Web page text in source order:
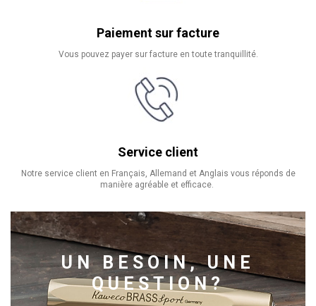
Paiement sur facture
Vous pouvez payer sur facture en toute tranquillité.
Service client
Notre service client en Français, Allemand et Anglais vous réponds de
manière agréable et efficace.
UN BESOIN, UNE
QUESTION?